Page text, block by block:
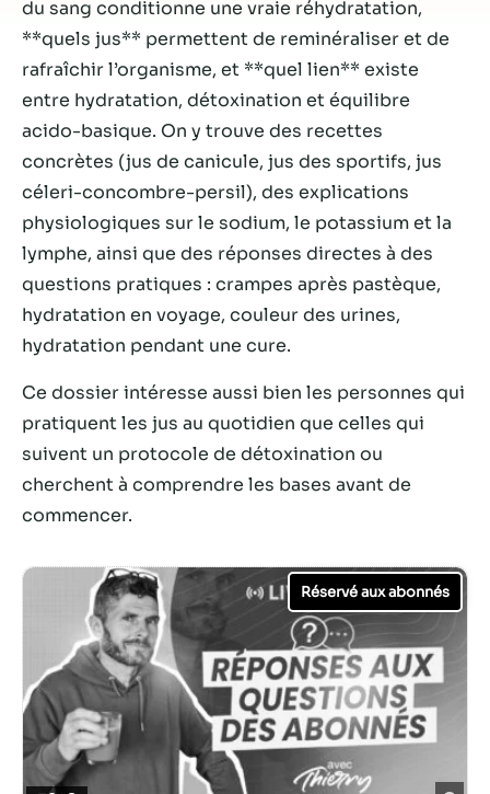
du sang conditionne une vraie réhydratation,
**quels jus** permettent de reminéraliser et de
rafraîchir l’organisme, et **quel lien** existe
entre hydratation, détoxination et équilibre
acido-basique. On y trouve des recettes
concrètes (jus de canicule, jus des sportifs, jus
céleri-concombre-persil), des explications
physiologiques sur le sodium, le potassium et la
lymphe, ainsi que des réponses directes à des
questions pratiques : crampes après pastèque,
hydratation en voyage, couleur des urines,
hydratation pendant une cure.
Ce dossier intéresse aussi bien les personnes qui
pratiquent les jus au quotidien que celles qui
suivent un protocole de détoxination ou
cherchent à comprendre les bases avant de
commencer.
Nécessaire
Ces cookies ne
sont pas
facultatifs. Ils
sont
nécessaires au
fonctionnement
Statistiques
Afin que nous
puissions
améliorer la
fonctionnalité
et la structure
du site Web,
en fonction
de la façon